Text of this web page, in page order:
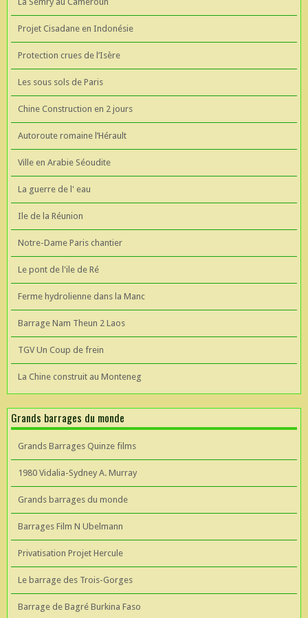
Projet Cisadane en Indonésie
Protection crues de l’Isère
Les sous sols de Paris
Chine Construction en 2 jours
Autoroute romaine l’Hérault
Ville en Arabie Séoudite
La guerre de l' eau
Ile de la Réunion
Notre-Dame Paris chantier
Le pont de l'ile de Ré
Ferme hydrolienne dans la Manc
Barrage Nam Theun 2 Laos
TGV Un Coup de frein
La Chine construit au Monteneg
Grands barrages du monde
Grands Barrages Quinze films
1980 Vidalia-Sydney A. Murray
Grands barrages du monde
Barrages Film N Ubelmann
Privatisation Projet Hercule
Le barrage des Trois-Gorges
Barrage de Bagré Burkina Faso